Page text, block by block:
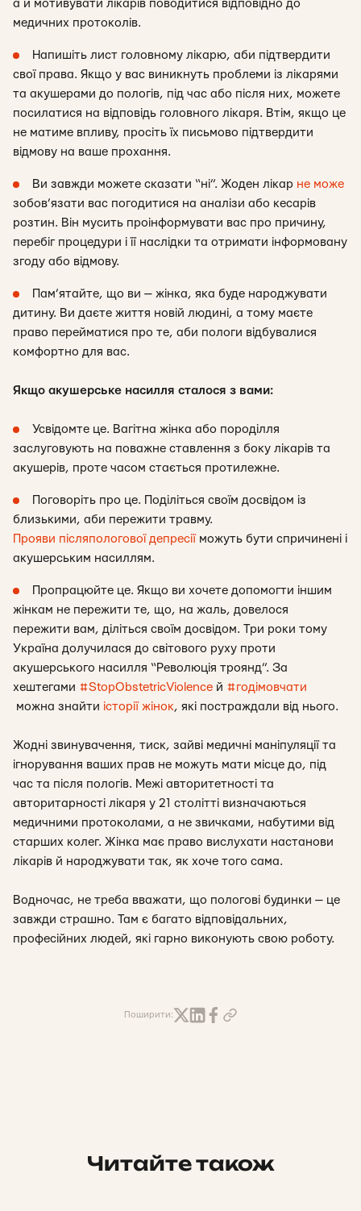
а й мотивувати лікарів поводитися відповідно до
медичних протоколів.
Напишіть лист головному лікарю, аби підтвердити
свої права. Якщо у вас виникнуть проблеми із лікарями
та акушерами до пологів, під час або після них, можете
посилатися на відповідь головного лікаря. Втім, якщо це
не матиме впливу, просіть їх письмово підтвердити
відмову на ваше прохання.
Ви завжди можете сказати “ні”. Жоден лікар не може
зобов’язати вас погодитися на аналізи або кесарів
розтин. Він мусить проінформувати вас про причину,
перебіг процедури і її наслідки та отримати інформовану
згоду або відмову.
Пам’ятайте, що ви — жінка, яка буде народжувати
дитину. Ви даєте життя новій людині, а тому маєте
право перейматися про те, аби пологи відбувалися
комфортно для вас.
Якщо акушерське насилля сталося з вами:
Усвідомте це. Вагітна жінка або породілля
заслуговують на поважне ставлення з боку лікарів та
акушерів, проте часом стається протилежне.
Поговоріть про це. Поділіться своїм досвідом із
близькими, аби пережити травму.
Прояви післяпологової депресіїможуть бути спричинені і
акушерським насиллям.
Пропрацюйте це. Якщо ви хочете допомогти іншим
жінкам не пережити те, що, на жаль, довелося
пережити вам, діліться своїм досвідом. Три роки тому
Україна долучилася до світового руху проти
акушерського насилля “Революція троянд”. За
хештегами #StopObstetricViolence й #годімовчати
можна знайти історії жінок, які постраждали від нього.
Жодні звинувачення, тиск, зайві медичні маніпуляції та
ігнорування ваших прав не можуть мати місце до, під
час та після пологів. Межі авторитетності та
авторитарності лікаря у 21 столітті визначаються
медичними протоколами, а не звичками, набутими від
старших колег. Жінка має право вислухати настанови
лікарів й народжувати так, як хоче того сама.
Водночас, не треба вважати, що пологові будинки — це
завжди страшно. Там є багато відповідальних,
професійних людей, які гарно виконують свою роботу.
Поширити:
Читайте також